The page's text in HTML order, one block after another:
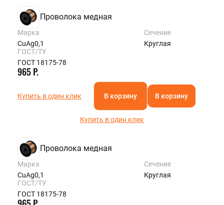
Проволока медная
Марка
CuAg0,1
Сечение
Круглая
ГОСТ/ТУ
ГОСТ 18175-78
965 Р.
Купить в один клик В корзину В корзину
Купить в один клик
Проволока медная
Марка
CuAg0,1
Сечение
Круглая
ГОСТ/ТУ
ГОСТ 18175-78